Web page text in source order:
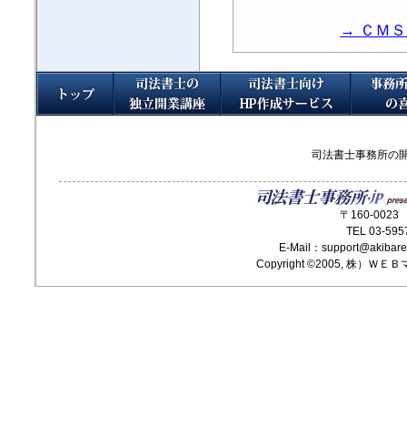
→ ＣＭＳ
司法書士事務所の
〒160-0023
TEL 03-
E-Mail：
Copyright ©2005, 株）ＷＥＢ